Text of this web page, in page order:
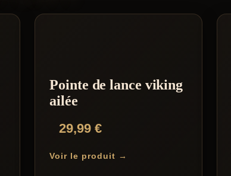
Pointe de lance viking
ailée
29,99 €
Voir le produit →